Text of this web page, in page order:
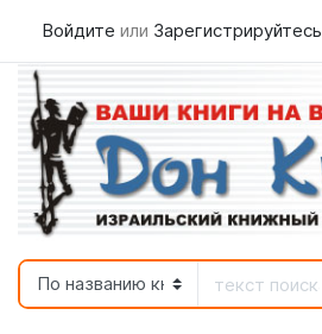
Войдите или Зарегистрируйтесь